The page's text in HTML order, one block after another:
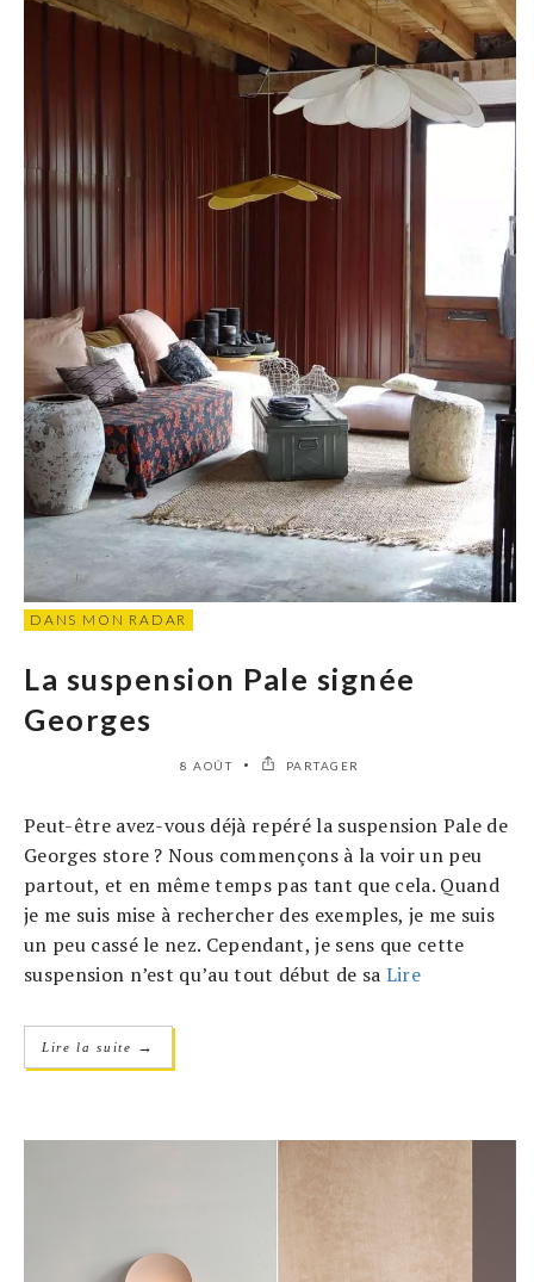
DANS MON RADAR
La suspension Pale signée
Georges
8 AOÛT PARTAGER
Peut-être avez-vous déjà repéré la suspension Pale de
Georges store ? Nous commençons à la voir un peu
partout, et en même temps pas tant que cela. Quand
je me suis mise à rechercher des exemples, je me suis
un peu cassé le nez. Cependant, je sens que cette
suspension n’est qu’au tout début de sa Lire
Lire la suite →